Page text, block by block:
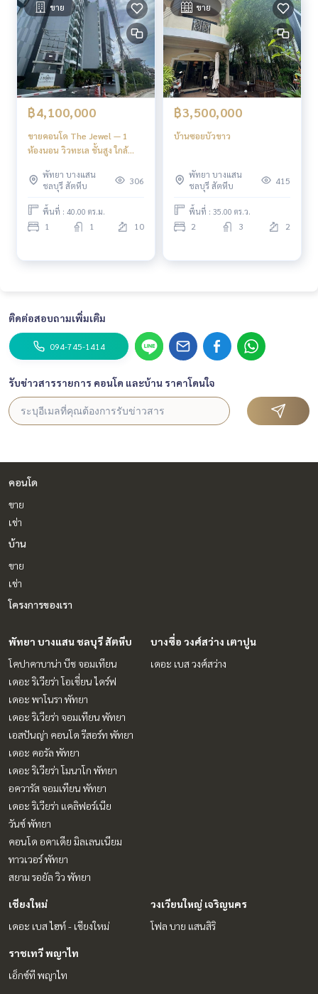
ขาย
฿4,100,000
ขายคอนโด The Jewel — 1
ห้องนอน วิวทะเล ชั้นสูง ใกล้
พัทยา บางแสน
ชลบุรี สัตหีบ
306
พื้นที่ : 40.00 ตร.ม.
1 1 10
ขาย
฿3,500,000
บ้านซอยบัวขาว
พัทยา บางแสน
ชลบุรี สัตหีบ
415
พื้นที่ : 35.00 ตร.ว.
2 3 2
ติดต่อสอบถามเพิ่มเติม
094-745-1414
รับข่าวสารรายการ คอนโด และบ้าน ราคาโดนใจ
คอนโด
ขาย
เช่า
บ้าน
ขาย
เช่า
โครงการของเรา
พัทยา บางแสน ชลบุรี สัตหีบ
โคปาคาบาน่า บีช จอมเทียน
เดอะ ริเวียร่า โอเชี่ยน ไดร์ฟ
เดอะ พาโนรา พัทยา
เดอะ ริเวียร่า จอมเทียน พัทยา
เอสปันญ่า คอนโด รีสอร์ท พัทยา
เดอะ คอรัล พัทยา
เดอะ ริเวียร่า โมนาโก พัทยา
อควารัส จอมเทียน พัทยา
เดอะ ริเวียร่า แคลิฟอร์เนีย
วันซ์ พัทยา
คอนโด อคาเดีย มิลเลนเนียม
ทาวเวอร์ พัทยา
สยาม รอยัล วิว พัทยา
บางซื่อ วงศ์สว่าง เตาปูน
เดอะ เบส วงศ์สว่าง
เชียงใหม่
เดอะ เบส ไฮท์ - เชียงใหม่
วงเวียนใหญ่ เจริญนคร
โฟล บาย แสนสิริ
ราชเทวี พญาไท
เอ็กซ์ที พญาไท